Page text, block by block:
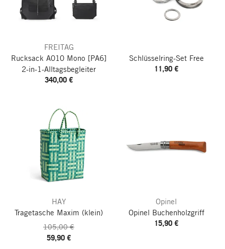
FREITAG
Rucksack A010 Mono [PA6]
2-in-1-Alltagsbegleiter
340,00 €
Schlüsselring-Set Free
11,90 €
HAY
Tragetasche Maxim (klein)
105,00 €
59,90 €
Opinel
Opinel Buchenholzgriff
15,90 €